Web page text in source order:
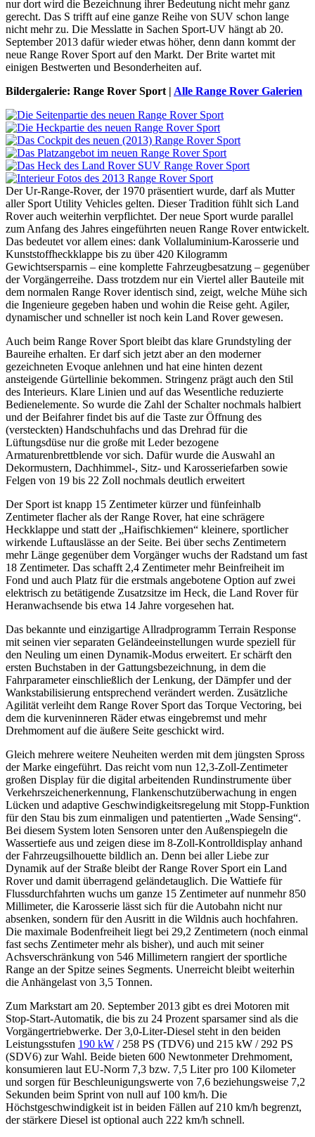
nur dort wird die Bezeichnung ihrer Bedeutung nicht mehr ganz
gerecht. Das S trifft auf eine ganze Reihe von SUV schon lange
nicht mehr zu. Die Messlatte in Sachen Sport-UV hängt ab 20.
September 2013 dafür wieder etwas höher, denn dann kommt der
neue Range Rover Sport auf den Markt. Der Brite wartet mit
einigen Bestwerten und Besonderheiten auf.
Bildergalerie: Range Rover Sport | Alle Range Rover Galerien
Der Ur-Range-Rover, der 1970 präsentiert wurde, darf als Mutter
aller Sport Utility Vehicles gelten. Dieser Tradition fühlt sich Land
Rover auch weiterhin verpflichtet. Der neue Sport wurde parallel
zum Anfang des Jahres eingeführten neuen Range Rover entwickelt.
Das bedeutet vor allem eines: dank Vollaluminium-Karosserie und
Kunststoffheckklappe bis zu über 420 Kilogramm
Gewichtsersparnis – eine komplette Fahrzeugbesatzung – gegenüber
der Vorgängerreihe. Dass trotzdem nur ein Viertel aller Bauteile mit
dem normalen Range Rover identisch sind, zeigt, welche Mühe sich
die Ingenieure gegeben haben und wohin die Reise geht. Agiler,
dynamischer und schneller ist noch kein Land Rover gewesen.
Auch beim Range Rover Sport bleibt das klare Grundstyling der
Baureihe erhalten. Er darf sich jetzt aber an den moderner
gezeichneten Evoque anlehnen und hat eine hinten dezent
ansteigende Gürtellinie bekommen. Stringenz prägt auch den Stil
des Interieurs. Klare Linien und auf das Wesentliche reduzierte
Bedienelemente. So wurde die Zahl der Schalter nochmals halbiert
und der Beifahrer findet bis auf die Taste zur Öffnung des
(versteckten) Handschuhfachs und das Drehrad für die
Lüftungsdüse nur die große mit Leder bezogene
Armaturenbrettblende vor sich. Dafür wurde die Auswahl an
Dekormustern, Dachhimmel-, Sitz- und Karosseriefarben sowie
Felgen von 19 bis 22 Zoll nochmals deutlich erweitert
Der Sport ist knapp 15 Zentimeter kürzer und fünfeinhalb
Zentimeter flacher als der Range Rover, hat eine schrägere
Heckklappe und statt der „Haifischkiemen“ kleinere, sportlicher
wirkende Luftauslässe an der Seite. Bei über sechs Zentimetern
mehr Länge gegenüber dem Vorgänger wuchs der Radstand um fast
18 Zentimeter. Das schafft 2,4 Zentimeter mehr Beinfreiheit im
Fond und auch Platz für die erstmals angebotene Option auf zwei
elektrisch zu betätigende Zusatzsitze im Heck, die Land Rover für
Heranwachsende bis etwa 14 Jahre vorgesehen hat.
Das bekannte und einzigartige Allradprogramm Terrain Response
mit seinen vier separaten Geländeeinstellungen wurde speziell für
den Neuling um einen Dynamik-Modus erweitert. Er schärft den
ersten Buchstaben in der Gattungsbezeichnung, in dem die
Fahrparameter einschließlich der Lenkung, der Dämpfer und der
Wankstabilisierung entsprechend verändert werden. Zusätzliche
Agilität verleiht dem Range Rover Sport das Torque Vectoring, bei
dem die kurveninneren Räder etwas eingebremst und mehr
Drehmoment auf die äußere Seite geschickt wird.
Gleich mehrere weitere Neuheiten werden mit dem jüngsten Spross
der Marke eingeführt. Das reicht vom nun 12,3-Zoll-Zentimeter
großen Display für die digital arbeitenden Rundinstrumente über
Verkehrszeichenerkennung, Flankenschutzüberwachung in engen
Lücken und adaptive Geschwindigkeitsregelung mit Stopp-Funktion
für den Stau bis zum einmaligen und patentierten „Wade Sensing“.
Bei diesem System loten Sensoren unter den Außenspiegeln die
Wassertiefe aus und zeigen diese im 8-Zoll-Kontrolldisplay anhand
der Fahrzeugsilhouette bildlich an. Denn bei aller Liebe zur
Dynamik auf der Straße bleibt der Range Rover Sport ein Land
Rover und damit überragend geländetauglich. Die Wattiefe für
Flussdurchfahrten wuchs um ganze 15 Zentimeter auf nunmehr 850
Millimeter, die Karosserie lässt sich für die Autobahn nicht nur
absenken, sondern für den Ausritt in die Wildnis auch hochfahren.
Die maximale Bodenfreiheit liegt bei 29,2 Zentimetern (noch einmal
fast sechs Zentimeter mehr als bisher), und auch mit seiner
Achsverschränkung von 546 Millimetern rangiert der sportliche
Range an der Spitze seines Segments. Unerreicht bleibt weiterhin
die Anhängelast von 3,5 Tonnen.
Zum Markstart am 20. September 2013 gibt es drei Motoren mit
Stop-Start-Automatik, die bis zu 24 Prozent sparsamer sind als die
Vorgängertriebwerke. Der 3,0-Liter-Diesel steht in den beiden
Leistungsstufen 190 kW / 258 PS (TDV6) und 215 kW / 292 PS
(SDV6) zur Wahl. Beide bieten 600 Newtonmeter Drehmoment,
konsumieren laut EU-Norm 7,3 bzw. 7,5 Liter pro 100 Kilometer
und sorgen für Beschleunigungswerte von 7,6 beziehungsweise 7,2
Sekunden beim Sprint von null auf 100 km/h. Die
Höchstgeschwindigkeit ist in beiden Fällen auf 210 km/h begrenzt,
der stärkere Diesel ist optional auch 222 km/h schnell.